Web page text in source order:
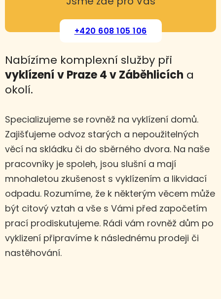
+420 608 105 106
Nabízíme komplexní služby při
vyklízení v Praze 4 v Záběhlicích a
okolí.
Specializujeme se rovněž na vyklízení domů.
Zajišťujeme odvoz starých a nepoužitelných
věcí na skládku či do sběrného dvora. Na naše
pracovníky je spoleh, jsou slušní a mají
mnohaletou zkušenost s vyklízením a likvidací
odpadu. Rozumíme, že k některým věcem může
být citový vztah a vše s Vámi před započetím
prací prodiskutujeme. Rádi vám rovněž dům po
vyklizení připravíme k následnému prodeji či
nastěhování.